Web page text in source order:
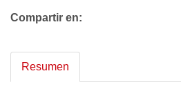
Compartir en:
Resumen